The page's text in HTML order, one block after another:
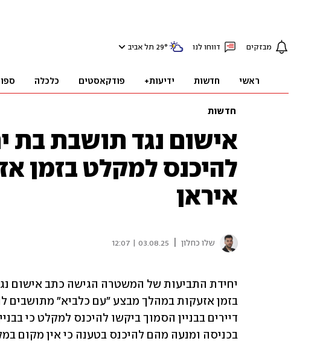
מבזקים דווחו לנו 29° תל אביב
ראשי חדשות ידיעות+ פודקאסטים כלכלה
חדשות
אישום נגד תושבת בת
להיכנס למקלט בזמן
איראן
שלו כחלון 03.08.25 | 12:07